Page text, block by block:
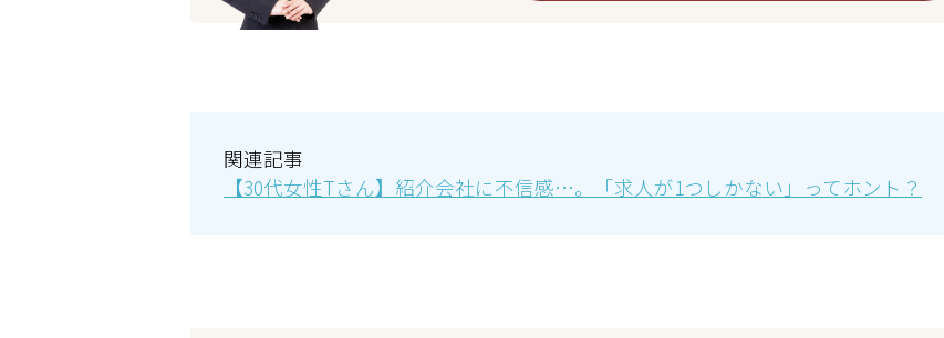
関連記事
【30代女性Tさん】紹介会社に不信感…。「求人が1つしかない」ってホント？